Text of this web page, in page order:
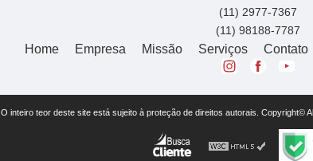
(11) 2977-7367
(11) 98188-7787
Home Empresa Missão Serviços Contato
O inteiro teor deste site está sujeito à proteção de direitos autorais. Copyright©